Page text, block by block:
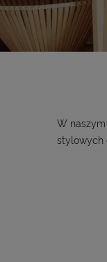
W
stylowych